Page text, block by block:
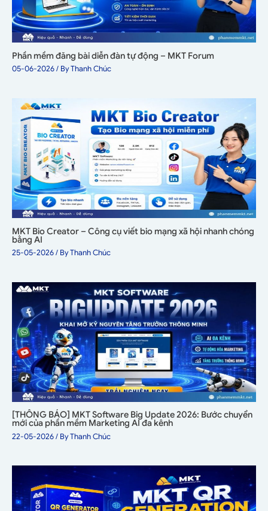
Phần mềm đăng bài diễn đàn tự động – MKT Forum
05-06-2026/ ByThanh Chúc
MKT Bio Creator – Công cụ viết bio mạng xã hội nhanh chóng
bằng AI
25-05-2026/ ByThanh Chúc
[THÔNG BÁO] MKT Software Big Update 2026: Bước chuyển
mới của phần mềm Marketing AI đa kênh
22-05-2026/ ByThanh Chúc